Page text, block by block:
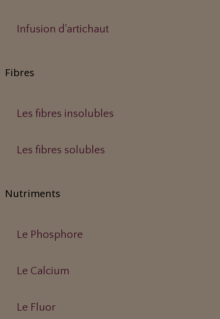
Infusion d'artichaut
Fibres
Les fibres insolubles
Les fibres solubles
Nutriments
Le Phosphore
Le Calcium
Le Fluor